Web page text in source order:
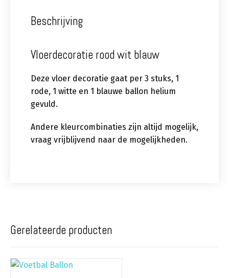
Beschrijving
Vloerdecoratie rood wit blauw
Deze vloer decoratie gaat per 3 stuks, 1
rode, 1 witte en 1 blauwe ballon helium
gevuld.
Andere kleurcombinaties zijn altijd mogelijk,
vraag vrijblijvend naar de mogelijkheden.
Gerelateerde producten